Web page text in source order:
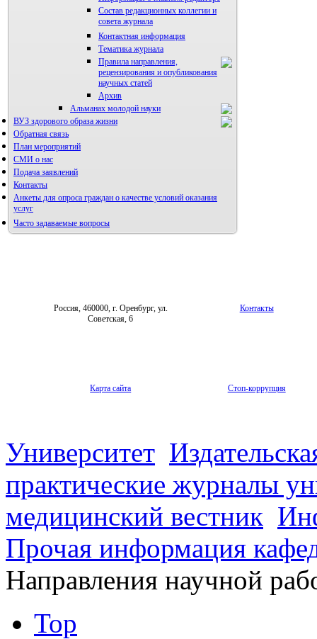
Состав редакционных коллегии и
совета журнала
Контактная информация
Тематика журнала
Правила направления,
рецензирования и опубликования
научных статей
Архив
Альманах молодой науки
Редакция журнала
ВУЗ здорового образа жизни
Фотогалерея
Обратная связь
План мероприятий
СМИ о нас
Подача заявлений
Контакты
Анкеты для опроса граждан о качестве условий оказания
услуг
Часто задаваемые вопросы
Россия, 460000, г. Оренбург, ул.
Советская, 6
Контакты
Карта сайта Стоп-коррупция
Университет
практические журналы
медицинский вестник
Прочая информация
Направления научной
Top